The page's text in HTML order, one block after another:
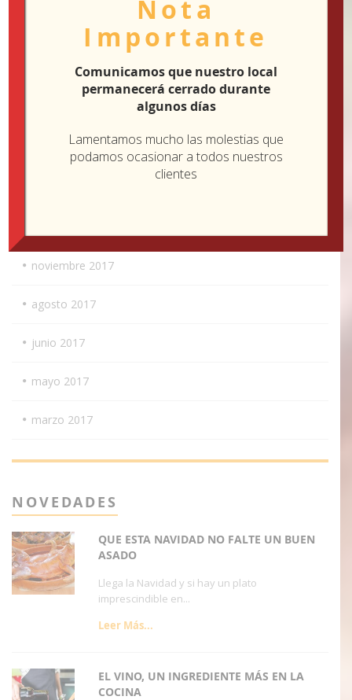
julio 2018
noviembre 2017
agosto 2017
junio 2017
mayo 2017
marzo 2017
NOVEDADES
QUE ESTA NAVIDAD NO FALTE UN BUEN
ASADO
Llega la Navidad y si hay un plato
imprescindible en...
Leer Más...
EL VINO, UN INGREDIENTE MÁS EN LA
COCINA
Nota
Importante
Comunicamos que nuestro local
permanecerá cerrado durante
algunos días
Lamentamos mucho las molestias que
podamos ocasionar a todos nuestros
clientes